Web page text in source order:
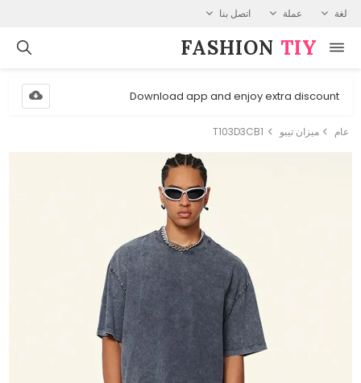
لغة عملة اتصل بنا
FASHION⁠ TIY
Download app and enjoy extra discount
عام ميزان تيبو T103D3CB1